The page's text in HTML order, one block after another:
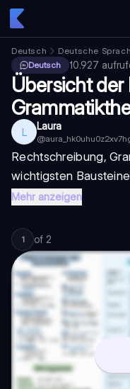
Deutsch Deutsche
Deutsch
10.927
Übersicht
L Laura
@
Rechtschreibung,
wichtigsten
Mehr anzeigen
1 of 2